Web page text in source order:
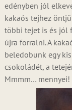
edényben jól
kakaós tejhez
többi tejet is és jól
újra forralni. A
beledobunk egy
csokoládét, a
Mmmm… mennyei!